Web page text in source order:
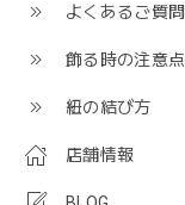
よくあるご質問
飾る時の注意点
紐の結び方
店舗情報